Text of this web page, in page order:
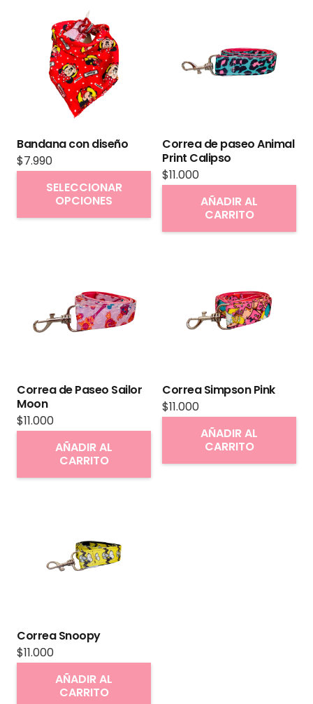
Bandana con diseño
$7.990
SELECCIONAR
OPCIONES
Este
producto
tiene
página
de
Correa de paseo Animal
Print Calipso
$11.000
AÑADIR AL
CARRITO
Correa de Paseo Sailor
Moon
$11.000
AÑADIR AL
CARRITO
Correa Simpson Pink
$11.000
AÑADIR AL
CARRITO
Correa Snoopy
$11.000
AÑADIR AL
CARRITO